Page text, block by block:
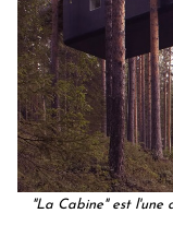
"La Cabine" est l'une